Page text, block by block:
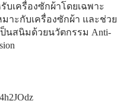
บเครื่องซักผ้าโดยเฉพาะ​
าะกับเครื่องซักผ้า และช่วย
ป็นสนิมด้วยนวัตกรรม Anti-